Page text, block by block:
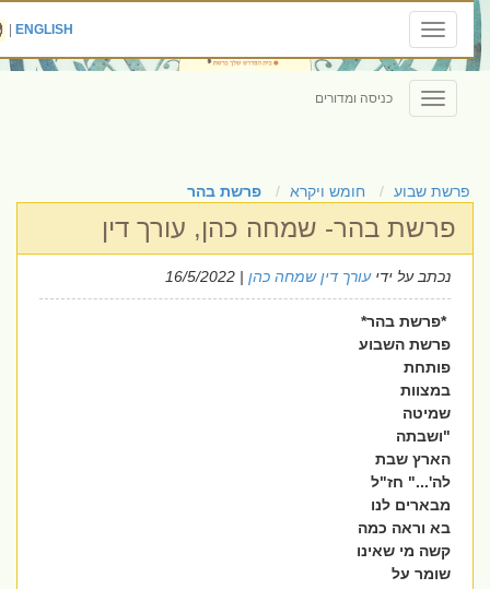
Toggle
navigation
ENGLISH
|
Toggle
navigation
כניסה ומדורים
פרשת שבוע חומש ויקרא פרשת בהר
פרשת בהר- שמחה כהן, עורך דין
נכתב על ידיעורך דין שמחה כהן| 16/5/2022
*פרשת בהר*
פרשת השבוע
פותחת
במצוות
שמיטה
"ושבתה
הארץ שבת
לה'..." חז"ל
מבארים לנו
בא וראה כמה
קשה מי שאינו
שומר על